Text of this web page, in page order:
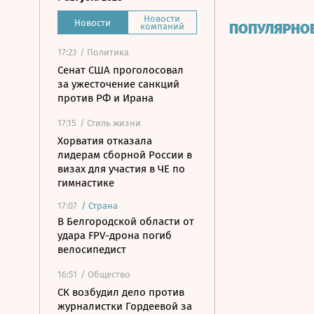
Новости Новости
компаний
17:23 / Политика
Сенат США проголосовал
за ужесточение санкций
против РФ и Ирана
17:15 / Стиль жизни
Хорватия отказала
лидерам сборной России в
визах для участия в ЧЕ по
гимнастике
17:07 / Страна
В Белгородской области от
удара FPV-дрона погиб
велосипедист
16:51 / Общество
СК возбудил дело против
журналистки Гордеевой за